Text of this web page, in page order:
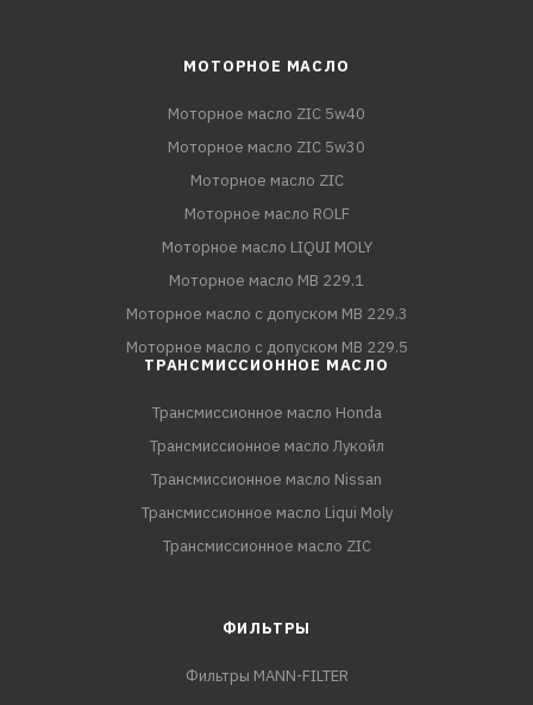
МОТОРНОЕ МАСЛО
Моторное масло ZIC 5w40
Моторное масло ZIC 5w30
Моторное масло ZIC
Моторное масло ROLF
Моторное масло LIQUI MOLY
Моторное масло MB 229.1
Моторное масло с допуском MB 229.3
Моторное масло с допуском MB 229.5
ТРАНСМИССИОННОЕ МАСЛО
Трансмиссионное масло Honda
Трансмиссионное масло Лукойл
Трансмиссионное масло Nissan
Трансмиссионное масло Liqui Moly
Трансмиссионное масло ZIC
ФИЛЬТРЫ
Фильтры MANN-FILTER